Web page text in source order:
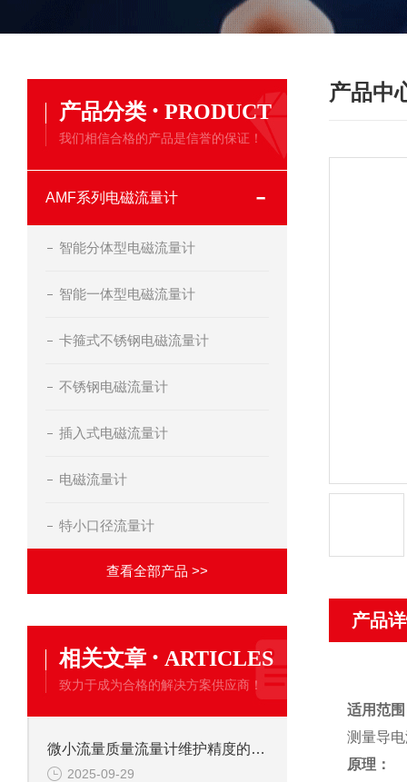
产品分类 · PRODUCT
我们相信合格的产品是信誉的保证！
AMF系列电磁流量计
智能分体型电磁流量计
智能一体型电磁流量计
卡箍式不锈钢电磁流量计
不锈钢电磁流量计
插入式电磁流量计
电磁流量计
特小口径流量计
查看全部产品 >>
相关文章 · ARTICLES
致力于成为合格的解决方案供应商！
微小流量质量流量计维护精度的关键方法
2025-09-29
产品中
产品
适用范
测量导
原理：